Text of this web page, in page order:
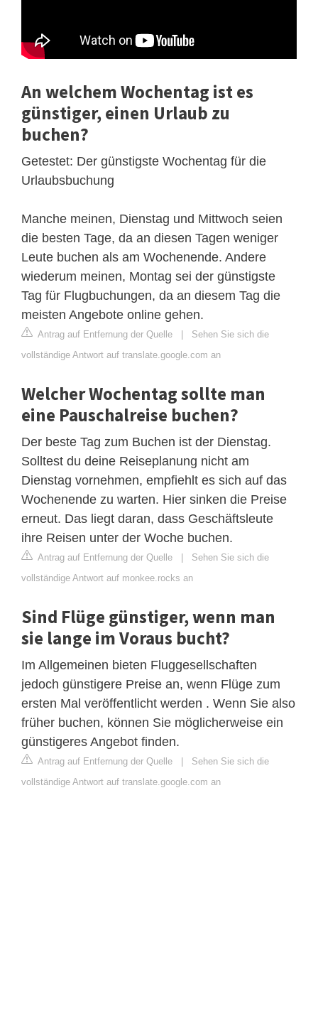
An welchem ​​Wochentag ist es
günstiger, einen Urlaub zu
buchen?
Getestet: Der günstigste Wochentag für die
Urlaubsbuchung
Manche meinen, Dienstag und Mittwoch seien
die besten Tage, da an diesen Tagen weniger
Leute buchen als am Wochenende. Andere
wiederum meinen, Montag sei der günstigste
Tag für Flugbuchungen, da an diesem Tag die
meisten Angebote online gehen.
Antrag auf Entfernung der Quelle | Sehen Sie sich die
vollständige Antwort auf translate.google.com an
Welcher Wochentag sollte man
eine Pauschalreise buchen?
Der beste Tag zum Buchen ist der Dienstag.
Solltest du deine Reiseplanung nicht am
Dienstag vornehmen, empfiehlt es sich auf das
Wochenende zu warten. Hier sinken die Preise
erneut. Das liegt daran, dass Geschäftsleute
ihre Reisen unter der Woche buchen.
Antrag auf Entfernung der Quelle | Sehen Sie sich die
vollständige Antwort auf monkee.rocks an
Sind Flüge günstiger, wenn man
sie lange im Voraus bucht?
Im Allgemeinen bieten Fluggesellschaften
jedoch günstigere Preise an, wenn Flüge zum
ersten Mal veröffentlicht werden . Wenn Sie also
früher buchen, können Sie möglicherweise ein
günstigeres Angebot finden.
Antrag auf Entfernung der Quelle | Sehen Sie sich die
vollständige Antwort auf translate.google.com an